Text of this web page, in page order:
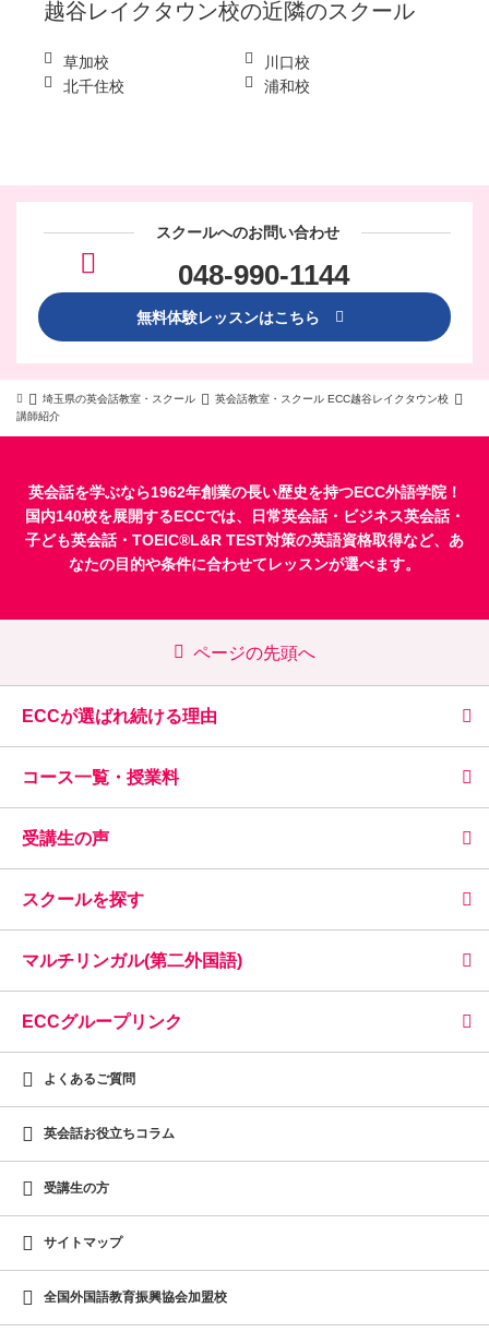
越谷レイクタウン校の近隣のスクール
草加校
川口校
北千住校
浦和校
スクールへのお問い合わせ
048-990-1144
無料体験レッスンはこちら
埼玉県の英会話教室・スクール
英会話教室・スクール ECC越谷レイクタウン校
講師紹介
英会話を学ぶなら1962年創業の長い歴史を持つECC外語学院！
国内140校を展開するECCでは、
日常英会話・ ビジネス英会話・
子ども英会話・ TOEIC®L&R TEST対策の英語資格取得など、あ
なたの目的や条件に合わせてレッスンが選べます。
ページの先頭へ
ECCが選ばれ続ける理由
コース一覧・授業料
受講生の声
スクールを探す
マルチリンガル(第二外国語)
ECCグループリンク
よくあるご質問
英会話お役立ちコラム
受講生の方
サイトマップ
全国外国語教育振興協会加盟校